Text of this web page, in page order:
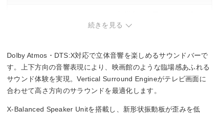
続きを見る
Dolby Atmos・DTS:X対応で立体音響を楽しめるサウンドバーで
す。上下方向の音響表現により、映画館のような臨場感あふれる
サウンド体験を実現。Vertical Surround Engineがテレビ画面に
合わせて高さ方向のサラウンドを最適化します。
X-Balanced Speaker Unitを搭載し、新形状振動板が歪みを低